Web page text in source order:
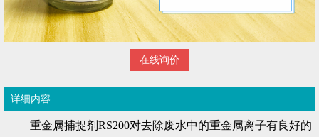
在线询价
详细内容
重金属捕捉剂RS200对去除废水中的重金属离子有良好的